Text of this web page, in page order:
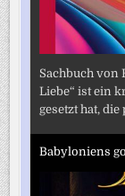
Sachbuch von
Liebe“ ist ein
gesetzt hat,
Babyloniens